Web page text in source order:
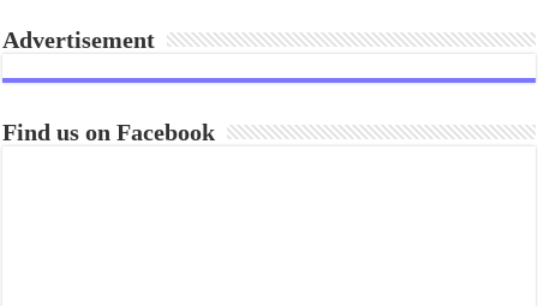
Advertisement
Find us on Facebook